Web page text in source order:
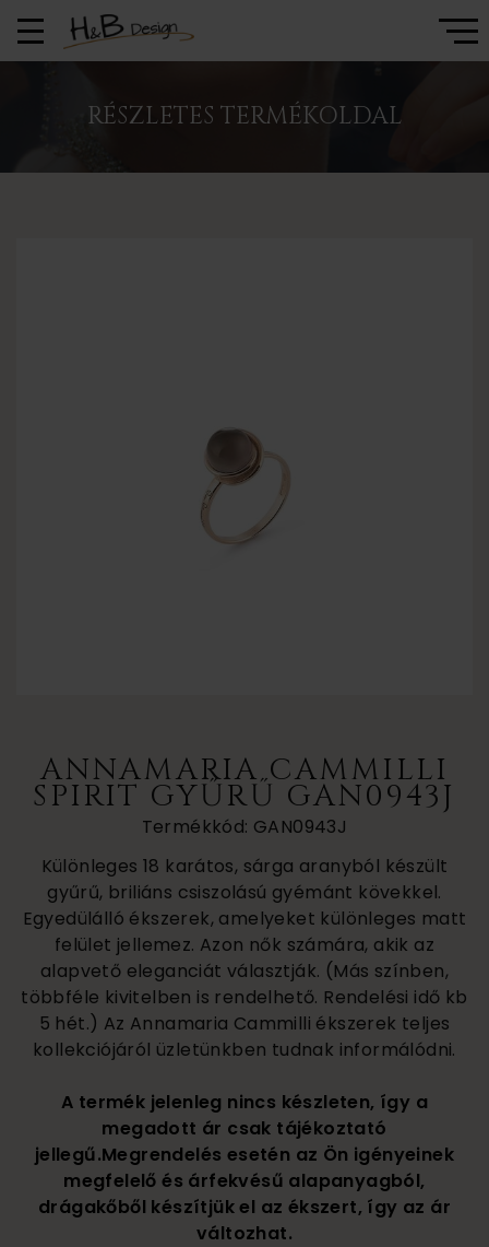
RÉSZLETES TERMÉKOLDAL
ANNAMARIA CAMMILLI
SPIRIT GYŰRŰ GAN0943J
Termékkód: GAN0943J
Különleges 18 karátos, sárga aranyból készült
gyűrű, briliáns csiszolású gyémánt kövekkel.
Egyedülálló ékszerek, amelyeket különleges matt
felület jellemez. Azon nők számára, akik az
alapvető eleganciát választják. (Más színben,
többféle kivitelben is rendelhető. Rendelési idő kb
5 hét.) Az Annamaria Cammilli ékszerek teljes
kollekciójáról üzletünkben tudnak informálódni.
A termék jelenleg nincs készleten, így a
megadott ár csak tájékoztató
jellegű.Megrendelés esetén az Ön igényeinek
megfelelő és árfekvésű alapanyagból,
drágakőből készítjük el az ékszert, így az ár
változhat.